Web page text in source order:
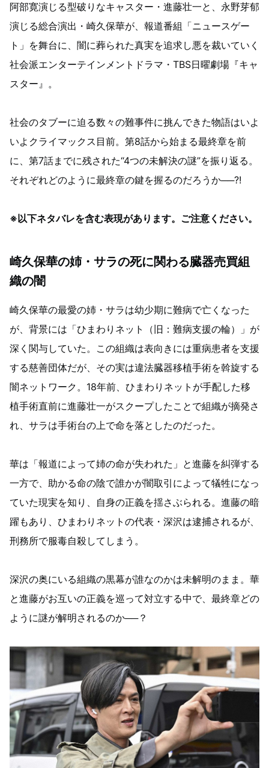
阿部寛演じる型破りなキャスター・進藤壮一と、永野芽郁
演じる総合演出・崎久保華が、報道番組「ニュースゲー
ト」を舞台に、闇に葬られた真実を追求し悪を裁いていく
社会派エンターテインメントドラマ・TBS日曜劇場『キャ
スター』。
社会のタブーに迫る数々の難事件に挑んできた物語はいよ
いよクライマックス目前。第8話から始まる最終章を前
に、第7話までに残された“4つの未解決の謎”を振り返る。
それぞれどのように最終章の鍵を握るのだろうか──?!
※以下ネタバレを含む表現があります。ご注意ください。
崎久保華の姉・サラの死に関わる臓器売買組
織の闇
崎久保華の最愛の姉・サラは幼少期に難病で亡くなった
が、背景には「ひまわりネット（旧：難病支援の輪）」が
深く関与していた。この組織は表向きには重病患者を支援
する慈善団体だが、その実は違法臓器移植手術を斡旋する
闇ネットワーク。18年前、ひまわりネットが手配した移
植手術直前に進藤壮一がスクープしたことで組織が摘発さ
れ、サラは手術台の上で命を落としたのだった。
華は「報道によって姉の命が失われた」と進藤を糾弾する
一方で、助かる命の陰で誰かが闇取引によって犠牲になっ
ていた現実を知り、自身の正義を揺さぶられる。進藤の暗
躍もあり、ひまわりネットの代表・深沢は逮捕されるが、
刑務所で服毒自殺してしまう。
深沢の奥にいる組織の黒幕が誰なのかは未解明のまま。華
と進藤がお互いの正義を巡って対立する中で、最終章どの
ように謎が解明されるのか──？